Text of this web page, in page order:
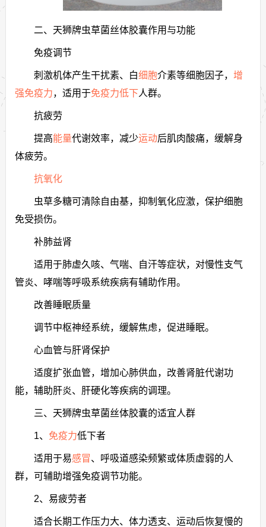
二、天狮牌虫草菌丝体胶囊作用与功能
免疫调节
刺激机体产生干扰素、白细胞介素等细胞因子， 增
强免疫力，适用于免疫力低下人群。
抗疲劳
提高能量代谢效率，减少运动后肌肉酸痛，缓解身
体疲劳。
抗氧化
虫草多糖可清除自由基，抑制氧化应激，保护细胞
免受损伤。
补肺益肾
适用于肺虚久咳、气喘、自汗等症状，对慢性支气
管炎、哮喘等呼吸系统疾病有辅助作用。
改善睡眠质量
调节中枢神经系统，缓解焦虑，促进睡眠。
心血管与肝肾保护
适度扩张血管，增加心肺供血，改善肾脏代谢功
能，辅助肝炎、肝硬化等疾病的调理。
三、天狮牌虫草菌丝体胶囊的适宜人群
1、 免疫力低下者
适用于易感冒、呼吸道感染频繁或体质虚弱的人
群，可辅助增强免疫调节功能。
2、易疲劳者
适合长期工作压力大、体力透支、运动后恢复慢的